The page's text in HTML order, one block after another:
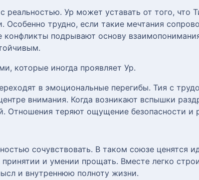
Ур может уставать от того, что
трудно, если такие мечтания
конфликты подрывают основу
которые иногда проявляет Ур.
в эмоциональные перегибы. Тия с
внимания. Когда возникают вспышки
Отношения теряют ощущение безопасности и
сочувствовать. В таком союзе ценятся
и умении прощать. Вместе легко
и внутреннюю полноту жизни.